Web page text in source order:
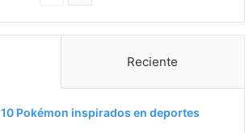
Reciente
10 Pokémon inspirados en deportes